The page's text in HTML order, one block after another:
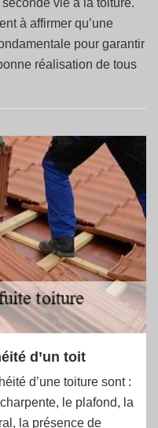
vie à la toiture.
à affirmer qu’une
pour garantir
réalisation de tous
d’un toit
d’une toiture sont :
le plafond, la
la présence de